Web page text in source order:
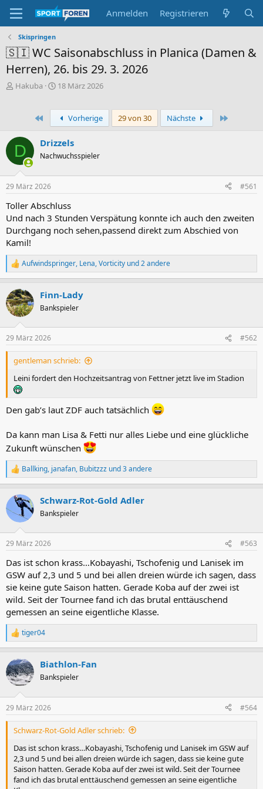
Anmelden Registrieren
Skispringen
🇸🇮 WC Saisonabschluss in Planica (Damen &
Herren), 26. bis 29. 3. 2026
E
l
l
e
Hakuba
E
e
l
t
18 März 2026
Erste Vorherige 29 von 30 Nächste
D Drizzels
Nachwuchsspieler
29 März 2026 #561
Toller Abschluss
Und nach 3 Stunden Verspätung konnte ich auch den zweiten
Durchgang noch sehen,passend direkt zum Abschied von
Kamil!
R
e
k
t
i
e
n
Aufwindspringer, Lena,Vorticity und 2 andere
Finn-Lady
Bankspieler
29 März 2026 #562
gentleman schrieb:
Leini fordert den Hochzeitsantrag von Fettner jetzt live im Stadion
Den gab’s laut ZDF auch tatsächlich
Da kann man Lisa & Fetti nur alles Liebe und eine glückliche
Zukunft wünschen
R
e
k
t
i
e
:
Ballking, janafan, Bubitzzz und 3 andere
Schwarz-Rot-Gold Adler
Bankspieler
29 März 2026 #563
Das ist schon krass…Kobayashi, Tschofenig und Lanisek im
GSW auf 2,3 und 5 und bei allen dreien würde ich sagen, dass
sie keine gute Saison hatten. Gerade Koba auf der zwei ist
wild. Seit der Tournee fand ich das brutal enttäuschend
gemessen an seine eigentliche Klasse.
R
e
k
t
i
e
n
tiger04
Biathlon-Fan
Bankspieler
29 März 2026 #564
Schwarz-Rot-Gold Adler schrieb:
Das ist schon krass…Kobayashi, Tschofenig und Lanisek im GSW auf
2,3 und 5 und bei allen dreien würde ich sagen, dass sie keine gute
Saison hatten. Gerade Koba auf der zwei ist wild. Seit der Tournee
fand ich das brutal enttäuschend gemessen an seine eigentliche